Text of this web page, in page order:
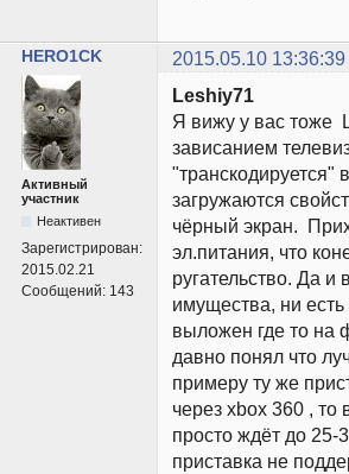
HERO1CK 2015.05.10 13:36:39
Активный
участник
Неактивен
Зарегистрирован:
2015.02.21
Сообщений: 143
Leshiy71
Я вижу у вас тоже
зависанием
"транскодируется"
загружаются
чёрный экран.
эл.питания, что
ругательство. Да
имущества, ни
выложен где то на
давно понял что
примеру ту же
через xbox 360 ,
просто ждёт до 25-
приставка не